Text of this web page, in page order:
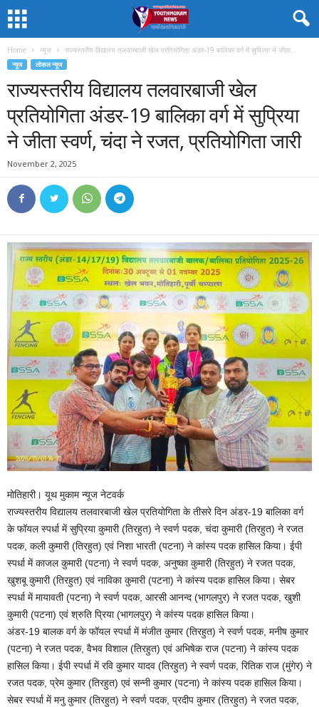
Home न्यूज राज्यस्तरीय विद्यालय तलवारबाजी खेल प्रतियोगिता अंडर-19 बालिका वर्ग में सुप्रिया ने जीता...
न्यूज लोकल न्यूज
राज्यस्तरीय विद्यालय तलवारबाजी खेल
प्रतियोगिता अंडर-19 बालिका वर्ग में सुप्रिया
ने जीता स्वर्ण, चंदा ने रजत, प्रतियोगिता जारी
November 2, 2025
मोतिहारी। यूथ मुकाम न्यूज नेटवर्क
राज्यस्तरीय विद्यालय तलवारबाजी खेल प्रतियोगिता के तीसरे दिन अंडर-19 बालिका वर्ग
के फॉयल स्पर्धा में सुप्रिया कुमारी (तिरहुत) ने स्वर्ण पदक, चंदा कुमारी (तिरहुत) ने रजत
पदक, कली कुमारी (तिरहुत) एवं निशा भारती (पटना) ने कांस्य पदक हासिल किया। ईपी
स्पर्धा में काजल कुमारी (पटना) ने स्वर्ण पदक, अनुष्का कुमारी (तिरहुत) ने रजत पदक,
खुशबू कुमारी (तिरहुत) एवं नाविका कुमारी (पटना) ने कांस्य पदक हासिल किया। सेबर
स्पर्धा में मायावती (पटना) ने स्वर्ण पदक, आरसी आनन्द (भागलपुर) ने रजत पदक, खुशी
कुमारी (पटना) एवं श्रुति प्रिया (भागलपुर) ने कांस्य पदक हासिल किया।
अंडर-19 बालक वर्ग के फॉयल स्पर्धा में मंजीत कुमार (तिरहुत) ने स्वर्ण पदक, मनीष कुमार
(पटना) ने रजत पदक, वैभव विशाल (तिरहुत) एवं अभिषेक राज (पटना) ने कांस्य पदक
हासिल किया। ईपी स्पर्धा में रवि कुमार यादव (तिरहुत) ने स्वर्ण पदक, रितिक राज (मुंगेर) ने
रजत पदक, प्रेम कुमार (तिरहुत) एवं सन्नी कुमार (पटना) ने कांस्य पदक हासिल किया।
सेबर स्पर्धा में मनु कुमार (तिरहुत) ने स्वर्ण पदक, प्रदीप कुमार (तिरहुत) ने रजत पदक,